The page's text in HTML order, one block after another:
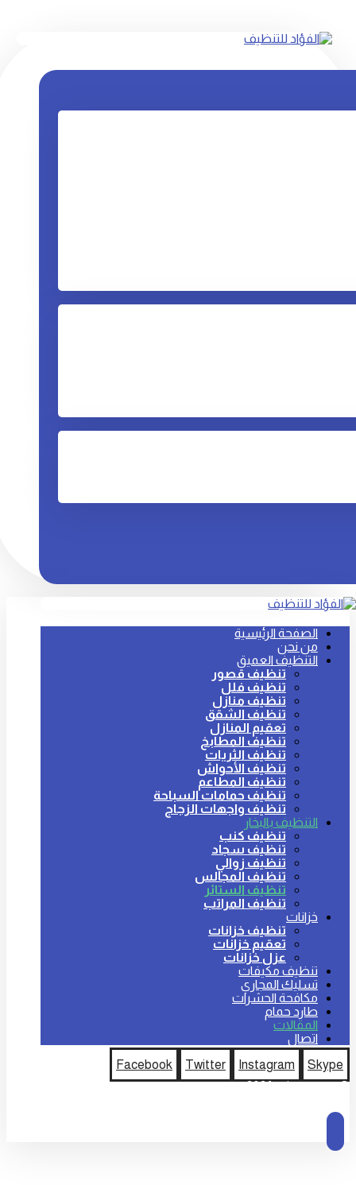
الصفحة الرئيسية
من نحن
التنظيف العميق
تنظيف قصور
تنظيف فلل
تنظيف منازل
تنظيف الشقق
تعقيم المنازل
تنظيف المطابخ
تنظيف الثريات
تنظيف الأحواش
تنظيف المطاعم
تنظيف حمامات السباحة
تنظيف واجهات الزجاج
التنظيف بالبخار
تنظيف كنب
تنظيف سجاد
تنظيف زوالي
تنظيف المجالس
تنظيف الستائر
تنظيف المراتب
خزانات
تنظيف خزانات
تعقيم خزانات
عزل خزانات
تنظيف مكيفات
تسليك المجاري
مكافحة الحشرات
طارد حمام
المقالات
اتصال
Facebook
Twitter Instagram
Skype
© حقوق النشر 2026